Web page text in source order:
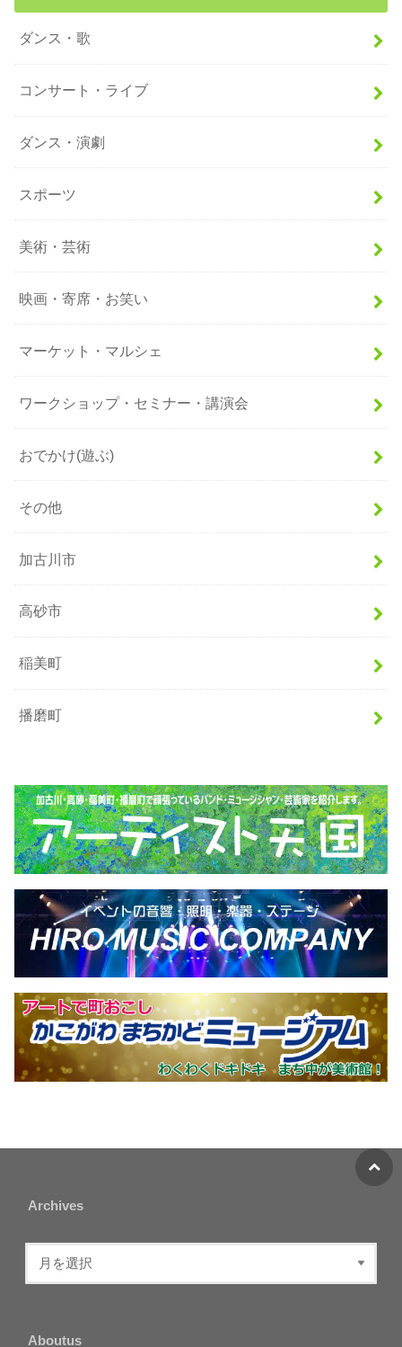
ダンス・歌
コンサート・ライブ
ダンス・演劇
スポーツ
美術・芸術
映画・寄席・お笑い
マーケット・マルシェ
ワークショップ・セミナー・講演会
おでかけ(遊ぶ)
その他
加古川市
高砂市
稲美町
播磨町
Archives
Aboutus